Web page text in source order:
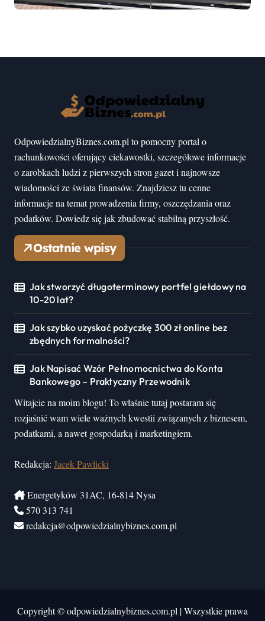
mogłeś nie wiedzieć
OdpowiedzialnyBiznes.com.pl to pomocny portal o
rachunkowości oferujący ciekawostki, szczegółowe informacje
o zarobkach ludzi z pierwszych stron gazet i najnowsze
wiadomości ze świata finansów. Znajdziesz tu cenne
informacje na temat prowadzenia firmy, oszczędzania oraz
podatków. Dowiedz się jak zbudować stabilną przyszłość.
Ostatnie wpisy
Jak stworzyć długoterminowy portfel giełdowy na
10-20 lat?
Jak szybko uzyskać pożyczkę 300 zł online bez
zbędnych formalności?
Jak Napisać Wzór Pełnomocnictwa do Konta
Bankowego – Praktyczny Przewodnik
Witajcie na moim blogu! To właśnie tutaj postaram się
rozjaśnić wam wiele ważnych kwestii związanych z biznesem,
podatkami, a nawet gospodarką i marketingiem.
Redakcja: Jacek Pawlicki
Energetyków 31AC, 16-814 Nysa
570 313 741
redakcja@odpowiedzialnybiznes.com.pl
Copyright © odpowiedzialnybiznes.com.pl |Wszystkie prawa